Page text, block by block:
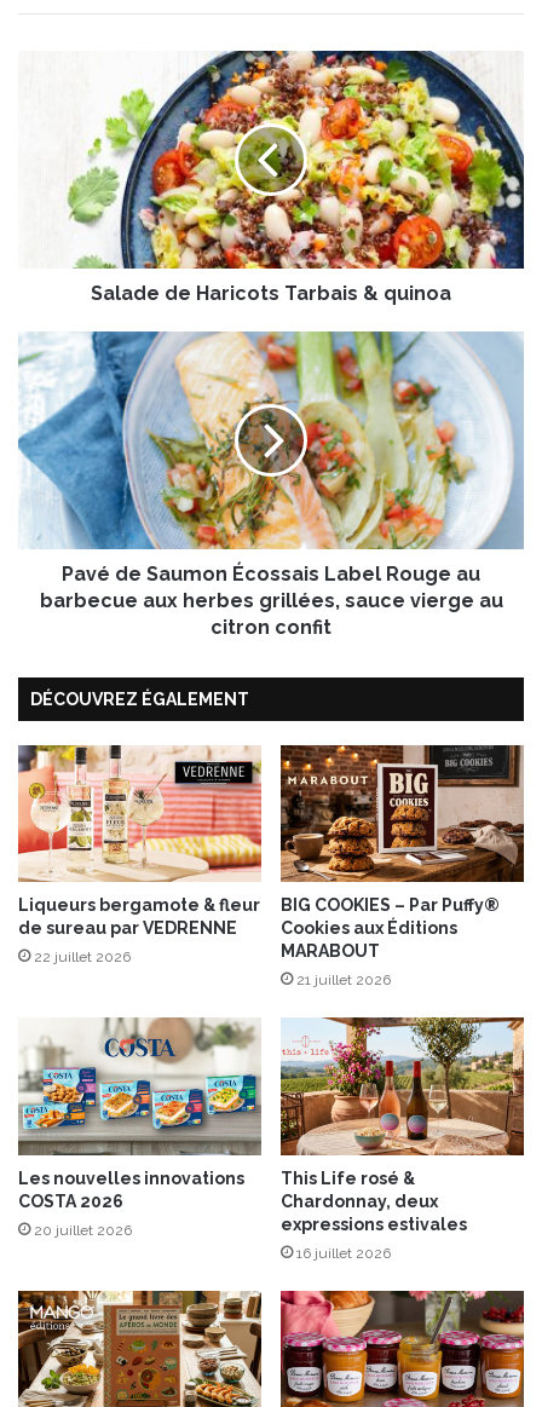
i
c
s
b
q
i
n
o
Salade de Haricots Tarbais & quinoa
P
a
d
u
c
s
s
a
s
L
a
b
e
l
g
e
a
u
b
a
r
b
u
e
a
u
Pavé de Saumon Écossais Label Rouge au
barbecue aux herbes grillées, sauce vierge au
citron confit
DÉCOUVREZ ÉGALEMENT
Liqueurs bergamote & fleur
de sureau par VEDRENNE
22 juillet 2026
BIG COOKIES – Par Puffy®
Cookies aux Éditions
MARABOUT
21 juillet 2026
Les nouvelles innovations
COSTA 2026
20 juillet 2026
This Life rosé &
Chardonnay, deux
expressions estivales
16 juillet 2026